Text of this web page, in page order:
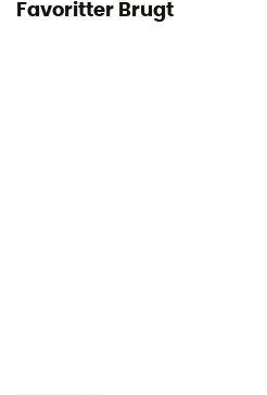
Favoritter Brugt